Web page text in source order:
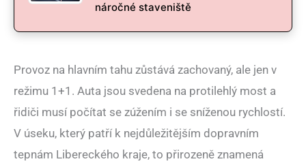
náročné staveniště
Provoz na hlavním tahu zůstává zachovaný, ale jen v
režimu 1+1. Auta jsou svedena na protilehlý most a
řidiči musí počítat se zúžením i se sníženou rychlostí.
V úseku, který patří k nejdůležitějším dopravním
tepnám Libereckého kraje, to přirozeně znamená